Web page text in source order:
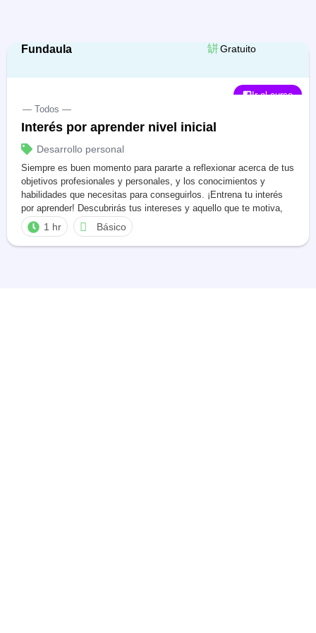
Fundaula Gratuito
Ir al curso
— Todos —
Interés por aprender nivel inicial
Desarrollo personal
Siempre es buen momento para pararte a reflexionar acerca de tus
objetivos profesionales y personales, y los conocimientos y
habilidades que necesitas para conseguirlos. ¡Entrena tu interés
por aprender! Descubrirás tus intereses y aquello que te motiva,
generando una disposición para el aprendizaje que te permitirá
crecer en todos los ámbitos.
1 hr Básico